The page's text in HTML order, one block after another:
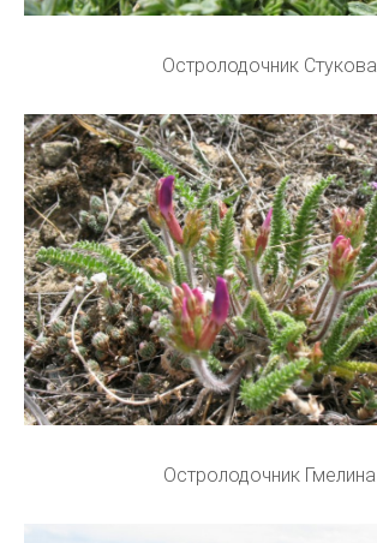
Остролодочник Стукова
Остролодочник Гмелина